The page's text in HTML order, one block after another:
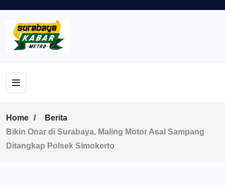
Home
Berita
Bikin Onar di Surabaya, Maling Motor Asal Sampang
Ditangkap Polsek Simokerto